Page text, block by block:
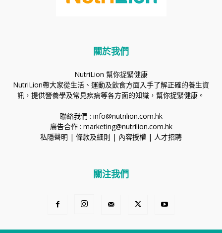
關於我們
NutriLion 幫你捉緊健康
NutriLion帶大家從生活、運動及飲食方面入手了解正確的養生資
訊，提供營養學及常見疾病等各方面的知識，幫你捉緊健康。
聯絡我們 : info@nutrilion.com.hk
廣告合作 : marketing@nutrilion.com.hk
私隱聲明 | 條款及細則 | 內容授權 | 人才招聘
關注我們